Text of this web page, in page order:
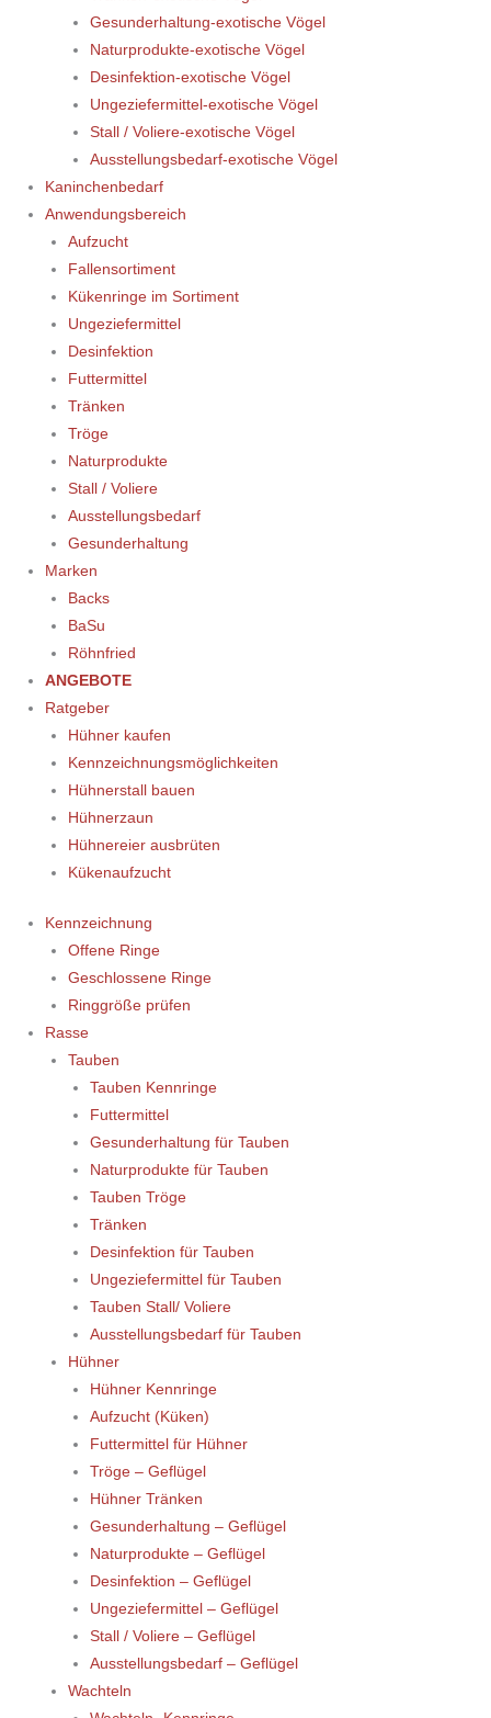
Gesunderhaltung-exotische Vögel
Naturprodukte-exotische Vögel
Desinfektion-exotische Vögel
Ungeziefermittel-exotische Vögel
Stall / Voliere-exotische Vögel
Ausstellungsbedarf-exotische Vögel
Kaninchenbedarf
Anwendungsbereich
Aufzucht
Fallensortiment
Kükenringe im Sortiment
Ungeziefermittel
Desinfektion
Futtermittel
Tränken
Tröge
Naturprodukte
Stall / Voliere
Ausstellungsbedarf
Gesunderhaltung
Marken
Backs
BaSu
Röhnfried
ANGEBOTE
Ratgeber
Hühner kaufen
Kennzeichnungsmöglichkeiten
Hühnerstall bauen
Hühnerzaun
Hühnereier ausbrüten
Kükenaufzucht
Kennzeichnung
Offene Ringe
Geschlossene Ringe
Ringgröße prüfen
Rasse
Tauben
Tauben Kennringe
Futtermittel
Gesunderhaltung für Tauben
Naturprodukte für Tauben
Tauben Tröge
Tränken
Desinfektion für Tauben
Ungeziefermittel für Tauben
Tauben Stall/ Voliere
Ausstellungsbedarf für Tauben
Hühner
Hühner Kennringe
Aufzucht (Küken)
Futtermittel für Hühner
Tröge – Geflügel
Hühner Tränken
Gesunderhaltung – Geflügel
Naturprodukte – Geflügel
Desinfektion – Geflügel
Ungeziefermittel – Geflügel
Stall / Voliere – Geflügel
Ausstellungsbedarf – Geflügel
Wachteln